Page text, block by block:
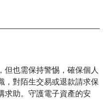
但也需保持警惕，確保個人
，對陌生交易或退款請求保
求助。守護電子資產的安